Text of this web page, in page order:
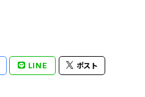
LINE ポスト